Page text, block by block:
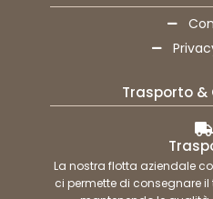
Trasporto &
La nostra flotta aziendale
ci permette di consegnare